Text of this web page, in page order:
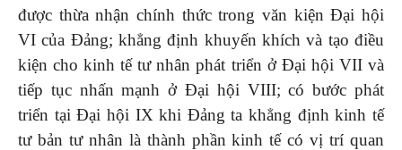
được thừa nhận chính thức trong văn kiện Đại hội
VI của Đảng; khẳng định khuyến khích và tạo điều
kiện cho kinh tế tư nhân phát triển ở Đại hội VII và
tiếp tục nhấn mạnh ở Đại hội VIII; có bước phát
triển tại Đại hội IX khi Đảng ta khẳng định kinh tế
tư bản tư nhân là thành phần kinh tế có vị trí quan